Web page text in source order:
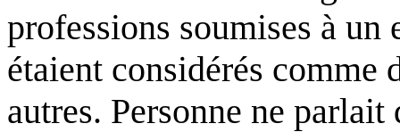
professions soumises à
étaient considérés comme
autres. Personne ne